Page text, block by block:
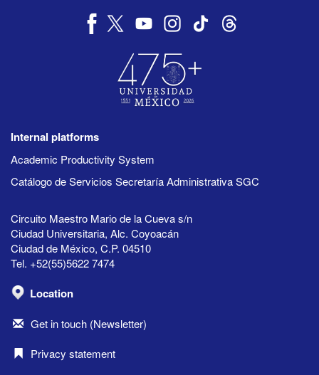
Internal platforms
Academic Productivity System
Catálogo de Servicios Secretaría Administrativa SGC
Circuito Maestro Mario de la Cueva s/n
Ciudad Universitaria, Alc. Coyoacán
Ciudad de México, C.P. 04510
Tel. +52(55)5622 7474
Location
Get in touch (Newsletter)
Privacy statement